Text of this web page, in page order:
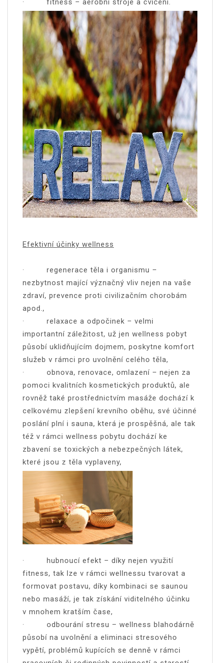
· fitness – aerobní stroje a cvičení.
Efektivní účinky wellness
· regenerace těla i organismu –
nezbytnost mající význačný vliv nejen na vaše
zdraví, prevence proti civilizačním chorobám
apod.,
· relaxace a odpočinek – velmi
importantní záležitost, už jen wellness pobyt
působí uklidňujícím dojmem, poskytne komfort
služeb v rámci pro uvolnění celého těla,
· obnova, renovace, omlazení – nejen za
pomoci kvalitních kosmetických produktů, ale
rovněž také prostřednictvím masáže dochází k
celkovému zlepšení krevního oběhu, své účinné
poslání plní i sauna, která je prospěšná, ale tak
též v rámci wellness pobytu dochází ke
zbavení se toxických a nebezpečných látek,
které jsou z těla vyplaveny,
· hubnoucí efekt – díky nejen využití
fitness, tak lze v rámci wellnessu tvarovat a
formovat postavu, díky kombinaci se saunou
nebo masáží, je tak získání viditelného účinku
v mnohem kratším čase,
· odbourání stresu – wellness blahodárně
působí na uvolnění a eliminaci stresového
vypětí, problémů kupících se denně v rámci